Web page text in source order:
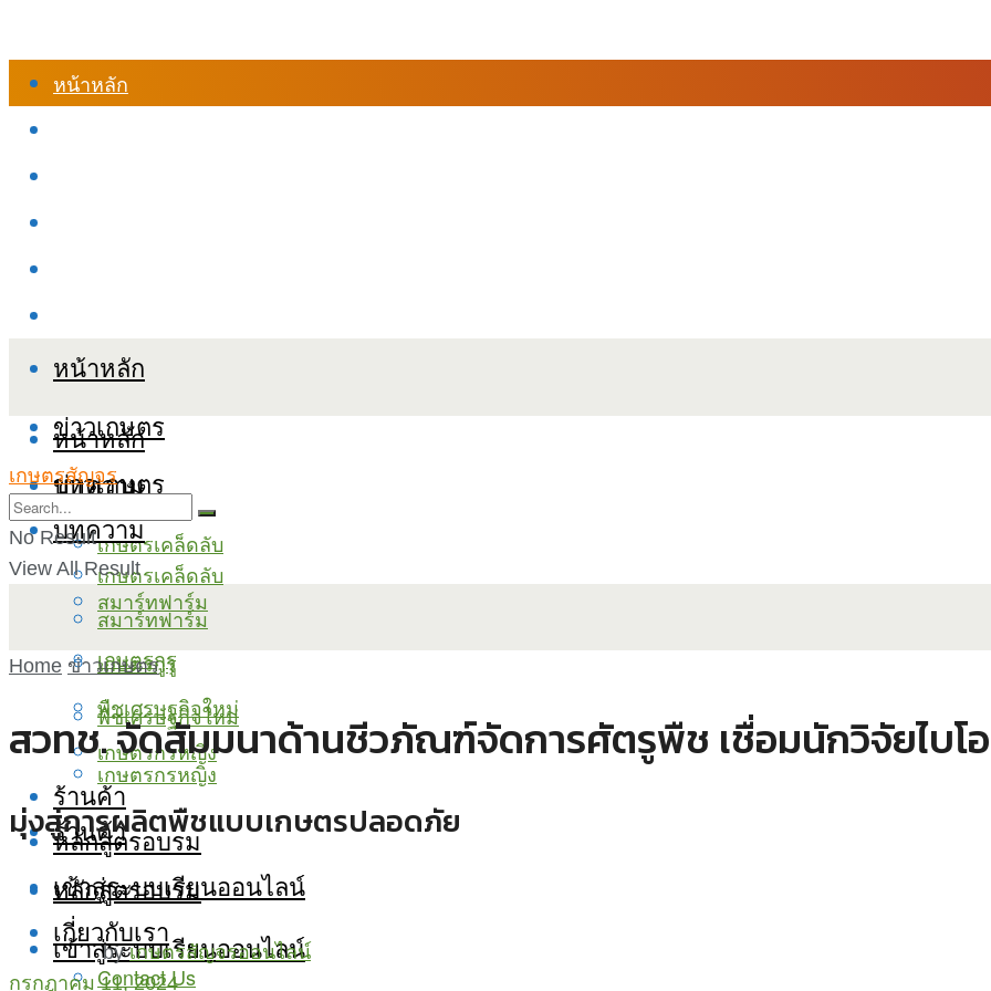
หน้าหลัก
หน้าหลัก
ข่าวเกษตร
บทความ
เกษตรเคล็ดลับ
สมาร์ทฟาร์ม
เกษตรกูรู
พืชเศรษฐกิจใหม่
เกษตรกรหญิง
ร้านค้า
หลักสูตรอบรม
เข้าสู่ระบบเรียนออนไลน์
หน้าหลัก
ข่าวเกษตร
บทความ
เกษตรเคล็ดลับ
สมาร์ทฟาร์ม
เกษตรกูรู
พืชเศรษฐกิจใหม่
เกษตรกรหญิง
ร้านค้า
หลักสูตรอบรม
เข้าสู่ระบบเรียนออนไลน์
เกี่ยวกับเรา
Contact Us
เกษตรสัญจร
No Result
View All Result
Home ข่าวเกษตร
สวทช. จัดสัมมนาด้านชีวภัณฑ์จัดการศัตรูพืช เชื่อมนักวิจัยไบโ
มุ่งสู่การผลิตพืชแบบเกษตรปลอดภัย
by เกษตรสัญจรออนไลน์
กรกฎาคม 11, 2024